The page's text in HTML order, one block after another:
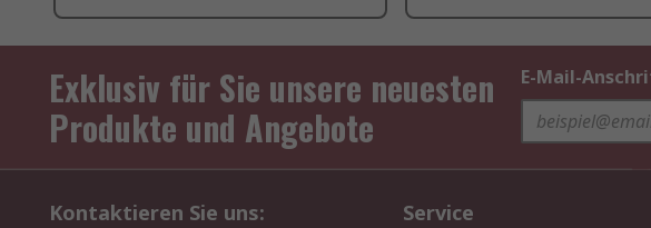
Exklusiv für Sie unsere neuesten
Produkte und Angebote
E-Mail-
Kontaktieren Sie uns: Service